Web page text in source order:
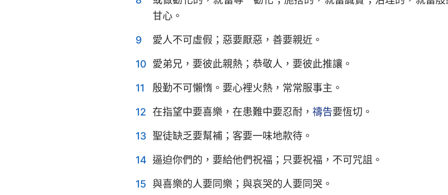
以賽亞書 耶利米書
但以理書 何西阿書
約珥書 阿摩司書
俄巴底亞書 約拿書
彌迦書 那鴻書
哈巴谷書 西番雅書
哈該書 撒迦利亞書
瑪拉基書
約翰一書
甘心。
9
愛人不可虛假；惡要厭惡，善要親近。
10 愛弟兄，要彼此親熱；恭敬人，要彼此推讓。
11
殷勤不可懶惰。要心裡火熱，常常服事主。
12
在指望中要喜樂，在患難中要忍耐， 禱告要恆切。
13 聖徒缺乏要幫補；客要一味地款待。
14 逼迫你們的，要給他們祝福；只要祝福，不可咒詛。
15 與喜樂的人要同樂；與哀哭的人要同哭。